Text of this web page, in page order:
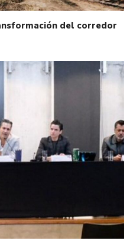
del corredor